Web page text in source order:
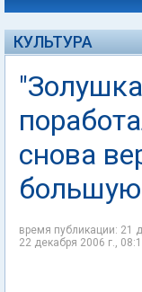
КУЛЬТУРА
снова
время публикации: 21
22 декабря 2006 г.,